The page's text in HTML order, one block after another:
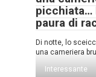
picchiata…
paura di
Di notte, lo
una cameriera
Interessante